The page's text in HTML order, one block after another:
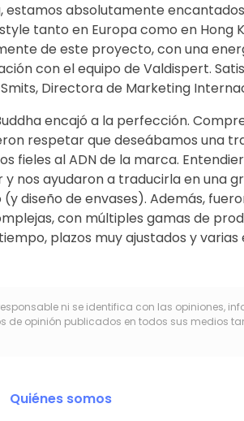
estamos absolutamente
tanto en Europa como en Hong
de este proyecto, con una
con el equipo de Valdispert.
Directora de Marketing
encajó a la perfección.
respetar que deseábamos una
fieles al ADN de la marca.
nos ayudaron a traducirla en una
diseño de envases). Además,
con múltiples gamas de
plazos muy ajustados y varias
ni se identifica con las opiniones,
de opinión publicados en todos sus medios
Quiénes somos